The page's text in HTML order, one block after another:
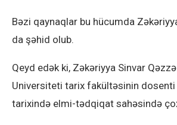
Bəzi qaynaqlar bu hücumda
da şəhid olub.
Qeyd edək ki, Zəkəriyya Sinvar
Universiteti tarix fakültəsinin dosenti
tarixində elmi-tədqiqat sahəsində